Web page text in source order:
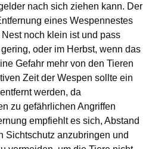
nach sich ziehen kann. Der
eines Wespennestes
noch klein ist und pass
oder im Herbst, wenn das
Gefahr mehr von den Tieren
Zeit der Wespen sollte ein
werden, da
zu gefährlichen Angriffen
empfiehlt es sich, Abstand
Sichtschutz anzubringen und